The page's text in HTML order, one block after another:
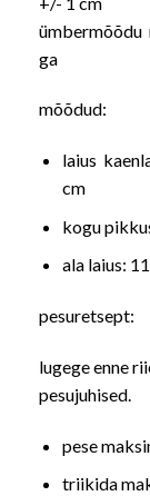
ümbermõõdu
ga
mõõdud:
laius
cm
kogu
ala laius:
pesuretsept:
lugege enne
pesujuhised.
pese
triikida